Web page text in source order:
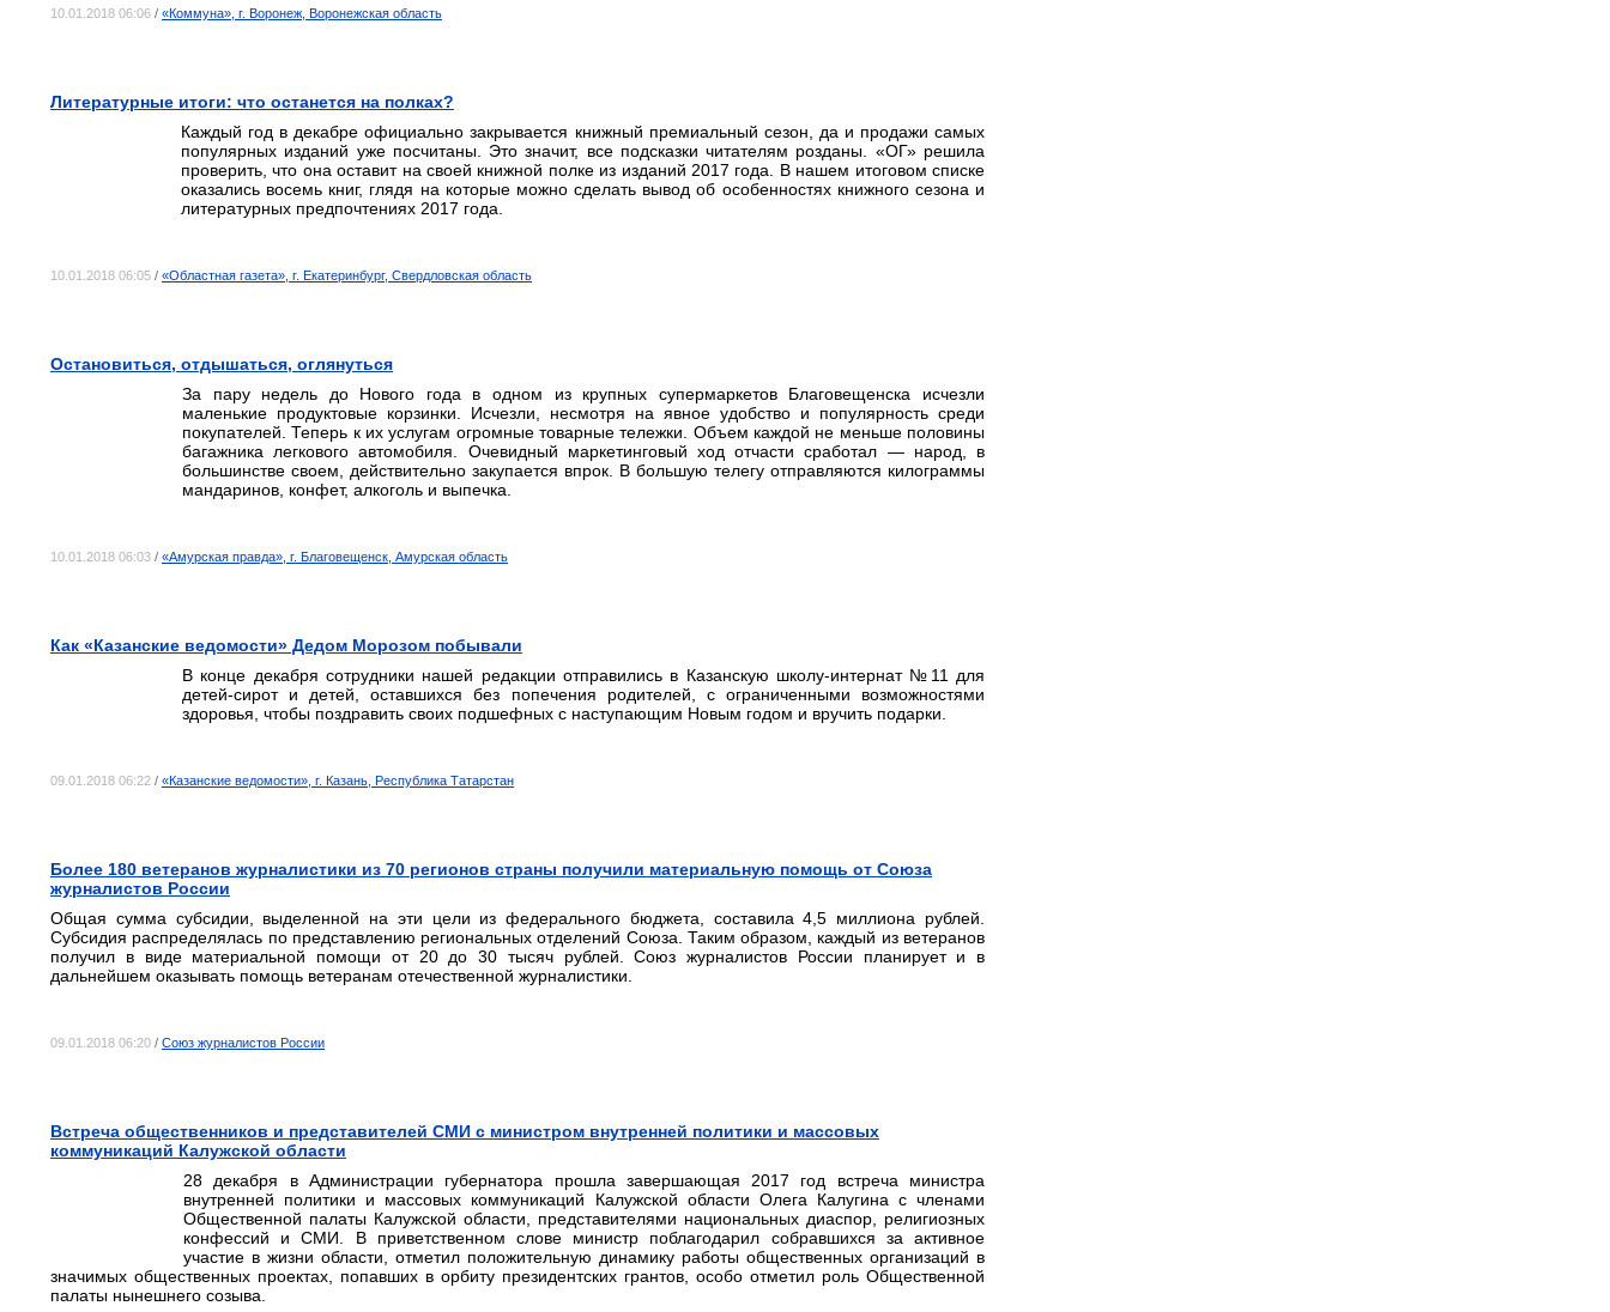
10.01.2018 06:06 / «Коммуна», г. Воронеж, Воронежская область
Литературные итоги: что останется на полках?
Каждый год в декабре официально закрывается книжный премиальный сезон, да и продажи самых
популярных изданий уже посчитаны. Это значит, все подсказки читателям розданы. «ОГ» решила
проверить, что она оставит на своей книжной полке из изданий 2017 года. В нашем итоговом списке
оказались восемь книг, глядя на которые можно сделать вывод об особенностях книжного сезона и
литературных предпочтениях 2017 года.
10.01.2018 06:05 / «Областная газета», г. Екатеринбург, Свердловская область
Остановиться, отдышаться, оглянуться
За пару недель до Нового года в одном из крупных супермаркетов Благовещенска исчезли
маленькие продуктовые корзинки. Исчезли, несмотря на явное удобство и популярность среди
покупателей. Теперь к их услугам огромные товарные тележки. Объем каждой не меньше половины
багажника легкового автомобиля. Очевидный маркетинговый ход отчасти сработал — народ, в
большинстве своем, действительно закупается впрок. В большую телегу отправляются килограммы
мандаринов, конфет, алкоголь и выпечка.
10.01.2018 06:03 / «Амурская правда», г. Благовещенск, Амурская область
Как «Казанские ведомости» Дедом Морозом побывали
В конце декабря сотрудники нашей редакции отправились в Казанскую школу-интернат №11 для
детей-сирот и детей, оставшихся без попечения родителей, с ограниченными возможностями
здоровья, чтобы поздравить своих подшефных с наступающим Новым годом и вручить подарки.
09.01.2018 06:22 / «Казанские ведомости», г. Казань, Республика Татарстан
Более 180 ветеранов журналистики из 70 регионов страны получили материальную помощь от Союза
журналистов России
Общая сумма субсидии, выделенной на эти цели из федерального бюджета, составила 4,5 миллиона рублей.
Субсидия распределялась по представлению региональных отделений Союза. Таким образом, каждый из ветеранов
получил в виде материальной помощи от 20 до 30 тысяч рублей. Союз журналистов России планирует и в
дальнейшем оказывать помощь ветеранам отечественной журналистики.
09.01.2018 06:20 / Союз журналистов России
Встреча общественников и представителей СМИ с министром внутренней политики и массовых
коммуникаций Калужской области
28 декабря в Администрации губернатора прошла завершающая 2017 год встреча министра
внутренней политики и массовых коммуникаций Калужской области Олега Калугина с членами
Общественной палаты Калужской области, представителями национальных диаспор, религиозных
конфессий и СМИ. В приветственном слове министр поблагодарил собравшихся за активное
участие в жизни области, отметил положительную динамику работы общественных организаций в
значимых общественных проектах, попавших в орбиту президентских грантов, особо отметил роль Общественной
палаты нынешнего созыва.